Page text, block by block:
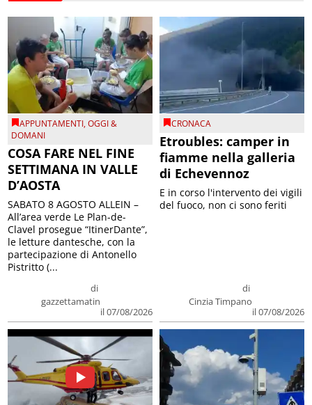
APPUNTAMENTI,OGGI &
DOMANI
COSA FARE NEL FINE
SETTIMANA IN VALLE
D’AOSTA
di
gazzettamatin
il 07/08/2026
SABATO 8 AGOSTO ALLEIN –
All’area verde Le Plan-de-
Clavel prosegue “ItinerDante”,
le letture dantesche, con la
partecipazione di Antonello
Pistritto (...
CRONACA
Etroubles: camper in
fiamme nella galleria
di Echevennoz
di
Cinzia Timpano
il 07/08/2026
E in corso l'intervento dei vigili
del fuoco, non ci sono feriti